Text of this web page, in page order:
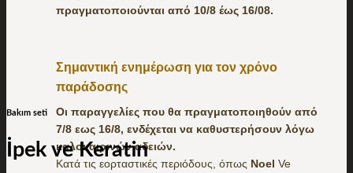
πραγματοποιούνται από 10/8 έως 16/08.
Σημαντική ενημέρωση για τον χρόνο
παράδοσης
Οι παραγγελίες που θα πραγματοποιηθούν από
7/8 εως 16/8, ενδέχεται να καθυστερήσουν λόγω
καλοκαιρινών αδειών.
Κατά τις εορταστικές περιόδους, όπως Noel Ve
Bakım seti
İpek ve Keratin